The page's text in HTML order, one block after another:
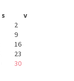
s
v
2
9
16
23
30